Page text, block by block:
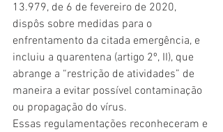
13.979, de 6 de fevereiro de 2020,
dispôs sobre medidas para o
enfrentamento da citada emergência, e
incluiu a quarentena (artigo 2º, II), que
abrange a “restrição de atividades” de
maneira a evitar possível contaminação
ou propagação do vírus.
Essas regulamentações reconheceram e